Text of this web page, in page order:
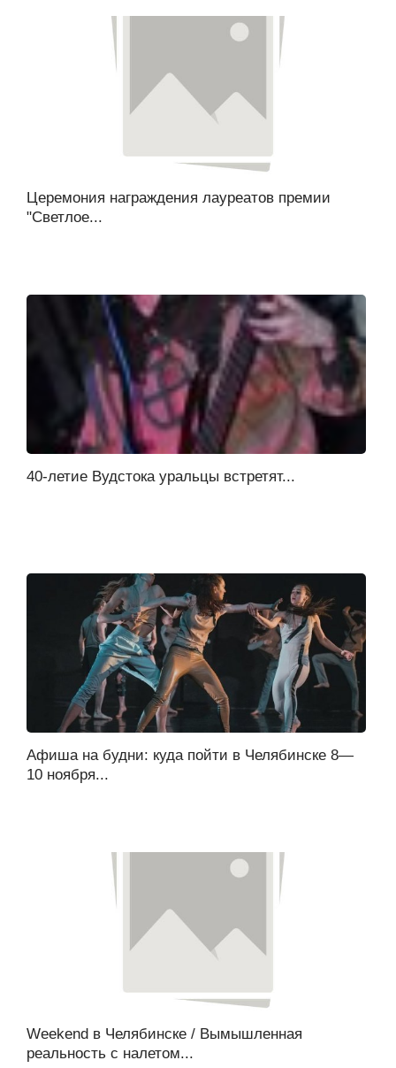
Церемония награждения лауреатов премии
"Светлое...
40-летие Вудстока уральцы встретят...
Афиша на будни: куда пойти в Челябинске 8—
10 ноября...
Weekend в Челябинске / Вымышленная
реальность с налетом...